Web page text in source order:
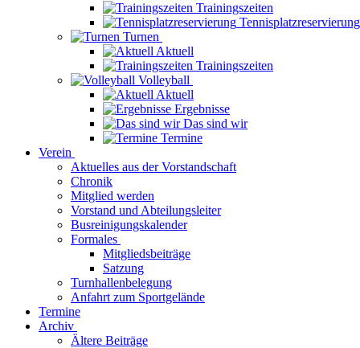
Trainingszeiten
Tennisplatzreservierung
Turnen
Aktuell
Trainingszeiten
Volleyball
Aktuell
Ergebnisse
Das sind wir
Termine
Verein
Aktuelles aus der Vorstandschaft
Chronik
Mitglied werden
Vorstand und Abteilungsleiter
Busreinigungskalender
Formales
Mitgliedsbeiträge
Satzung
Turnhallenbelegung
Anfahrt zum Sportgelände
Termine
Archiv
Ältere Beiträge